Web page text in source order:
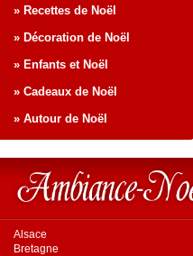
» Recettes de Noël
» Décoration de Noël
» Enfants et Noël
» Cadeaux de Noël
» Autour de Noël
Alsace
Bretagne